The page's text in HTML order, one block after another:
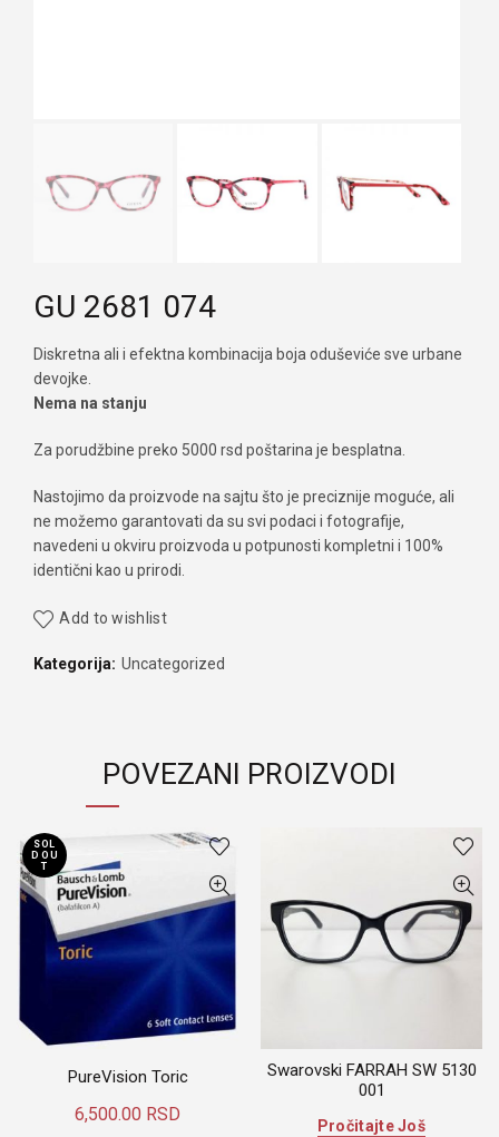
GU 2681 074
Diskretna ali i efektna kombinacija boja oduševiće sve urbane
devojke.
Nema na stanju
Za porudžbine preko 5000 rsd poštarina je besplatna.
Nastojimo da proizvode na sajtu što je preciznije moguće, ali
ne možemo garantovati da su svi podaci i fotografije,
navedeni u okviru proizvoda u potpunosti kompletni i 100%
identični kao u prirodi.
Add to wishlist
Kategorija: Uncategorized
POVEZANI PROIZVODI
SOL
D OU
T
PureVision Toric
6,500.00 RSD
Swarovski FARRAH SW 5130
001
Pročitajte Još